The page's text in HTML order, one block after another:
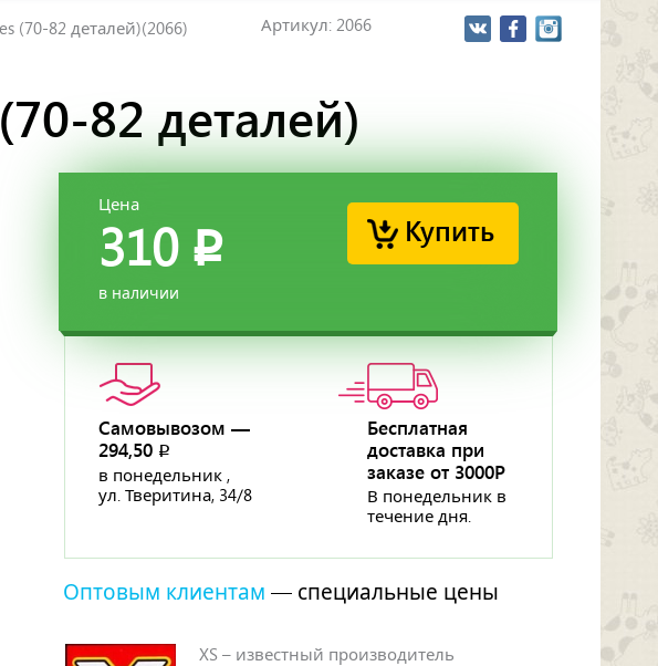
Артикул: 2066
(70-82 деталей)(2066)
82 деталей)
Купить
Цена
310 p
в наличии
Самовывозом —
294,50 p
в понедельник ,
ул. Тверитина, 34/8
Бесплатная
доставка при
заказе от 3000Р
В понедельник в
течение дня.
Оптовым клиентам — специальные цены
XS – известный производитель